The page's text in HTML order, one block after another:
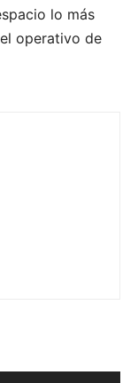
lo más
operativo de